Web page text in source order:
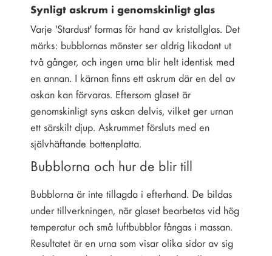
Synligt askrum i genomskinligt glas
Varje 'Stardust' formas för hand av kristallglas. Det
märks: bubblornas mönster ser aldrig likadant ut
två gånger, och ingen urna blir helt identisk med
en annan. I kärnan finns ett askrum där en del av
askan kan förvaras. Eftersom glaset är
genomskinligt syns askan delvis, vilket ger urnan
ett särskilt djup. Askrummet försluts med en
självhäftande bottenplatta.
Bubblorna och hur de blir till
Bubblorna är inte tillagda i efterhand. De bildas
under tillverkningen, när glaset bearbetas vid hög
temperatur och små luftbubblor fångas i massan.
Resultatet är en urna som visar olika sidor av sig